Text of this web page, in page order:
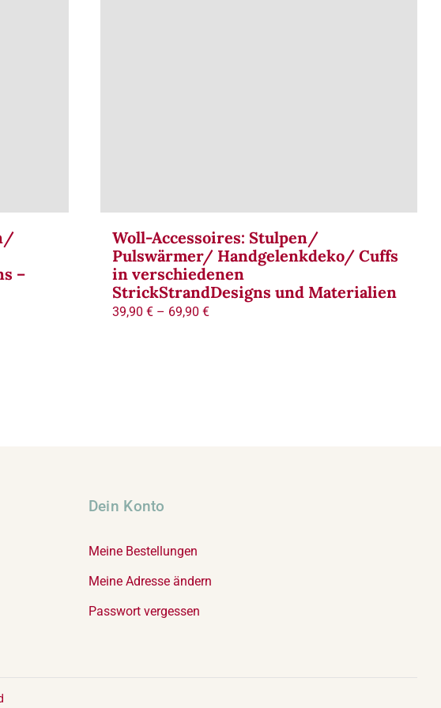
–
Woll-Accessoires: Stulpen/
Pulswärmer/ Handgelenkdeko/ Cuffs
in verschiedenen
StrickStrandDesigns und Materialien
39,90 €– 69,90 €
Dein Konto
Meine Bestellungen
Meine Adresse ändern
Passwort vergessen